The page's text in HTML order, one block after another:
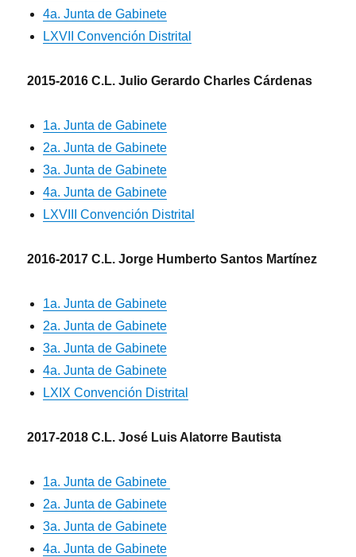
4a. Junta de Gabinete
LXVII Convención Distrital
2015-2016 C.L. Julio Gerardo Charles Cárdenas
1a. Junta de Gabinete
2a. Junta de Gabinete
3a. Junta de Gabinete
4a. Junta de Gabinete
LXVIII Convención Distrital
2016-2017 C.L. Jorge Humberto Santos Martínez
1a. Junta de Gabinete
2a. Junta de Gabinete
3a. Junta de Gabinete
4a. Junta de Gabinete
LXIX Convención Distrital
2017-2018 C.L. José Luis Alatorre Bautista
1a. Junta de Gabinete
2a. Junta de Gabinete
3a. Junta de Gabinete
4a. Junta de Gabinete